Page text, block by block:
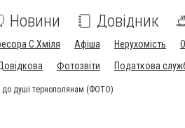
Новини Довідник
С.Хміля Афіша Нерухомість
Фотозвіти Податкова
до душі тернополянам (ФОТО)